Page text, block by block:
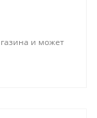
и может